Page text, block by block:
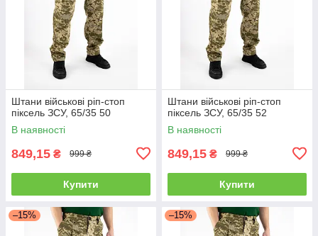
Штани військові ріп-стоп
піксель ЗСУ, 65/35 50
В наявності
849,15 ₴ 999 ₴
Купити
Штани військові ріп-стоп
піксель ЗСУ, 65/35 52
В наявності
849,15 ₴ 999 ₴
Купити
–15% –15%